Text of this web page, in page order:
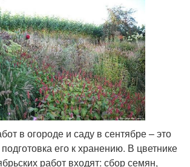
в огороде и саду в сентябре – это
его к хранению. В цветнике
работ входят: сбор семян,